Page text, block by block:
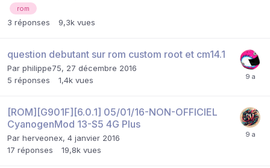
rom
3 réponses 9,3k vues
question debutant sur rom custom root et cm14.1
Par philippe75, 27 décembre 2016
5 réponses 1,4k vues
[ROM][G901F][6.0.1] 05/01/16-NON-OFFICIEL
CyanogenMod 13-S5 4G Plus
Par herveonex, 4 janvier 2016
17 réponses 19,8k vues